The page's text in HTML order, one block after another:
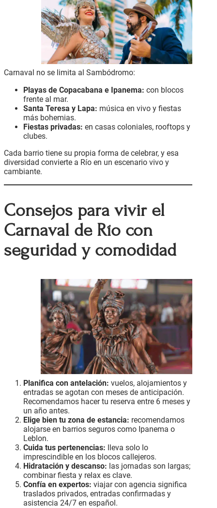
Carnaval no se limita al Sambódromo:
Playas de Copacabana e Ipanema: con blocos
frente al mar.
Santa Teresa y Lapa: música en vivo y fiestas
más bohemias.
Fiestas privadas: en casas coloniales, rooftops y
clubes.
Cada barrio tiene su propia forma de celebrar, y esa
diversidad convierte a Río en un escenario vivo y
cambiante.
Consejos para vivir el
Carnaval de Río con
seguridad y comodidad
Planifica con antelación: vuelos, alojamientos y
entradas se agotan con meses de anticipación.
Recomendamos hacer tu reserva entre 6 meses y
un año antes.
Elige bien tu zona de estancia: recomendamos
alojarse en barrios seguros como Ipanema o
Leblon.
Cuida tus pertenencias: lleva solo lo
imprescindible en los blocos callejeros.
Hidratación y descanso: las jornadas son largas;
combinar fiesta y relax es clave.
Confía en expertos: viajar con agencia significa
traslados privados, entradas confirmadas y
asistencia 24/7 en español.